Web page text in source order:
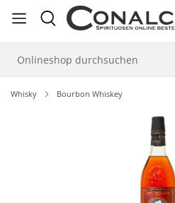
springen
Whisky Bourbon Whiskey